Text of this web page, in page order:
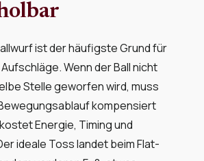
ist der häufigste Grund für
Wenn der Ball nicht
Stelle geworfen wird, muss
kompensiert
Energie, Timing und
ideale Toss landet beim Flat-